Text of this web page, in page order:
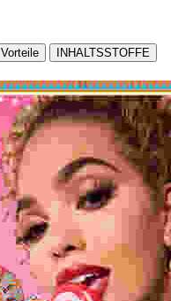
Vorteile
INHALTSSTOFFE